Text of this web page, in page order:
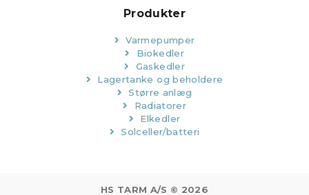
Produkter
Varmepumper
Biokedler
Gaskedler
Lagertanke og beholdere
Større anlæg
Radiatorer
Elkedler
Solceller/batteri
HS TARM A/S © 2026